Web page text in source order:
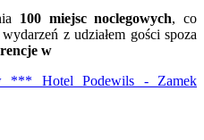
100 miejsc noclegowych, co
z udziałem gości spoza
w
*** Hotel Podewils - Zamek